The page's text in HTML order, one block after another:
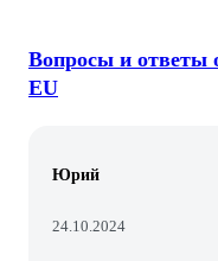
Вопросы и ответы
EU
Юрий
24.10.2024